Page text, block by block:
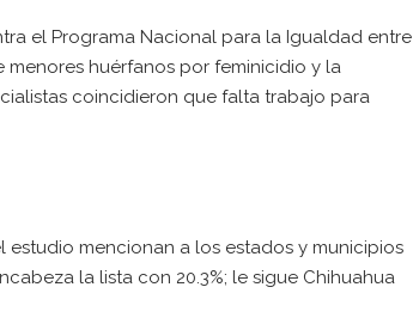
el Programa Nacional para la Igualdad entre
menores huérfanos por feminicidio y la
coincidieron que falta trabajo para
estudio mencionan a los estados y municipios
la lista con 20.3%; le sigue Chihuahua